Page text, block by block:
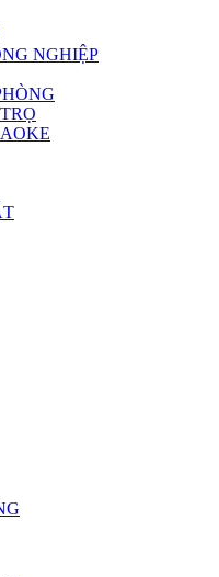
NGHIỆP